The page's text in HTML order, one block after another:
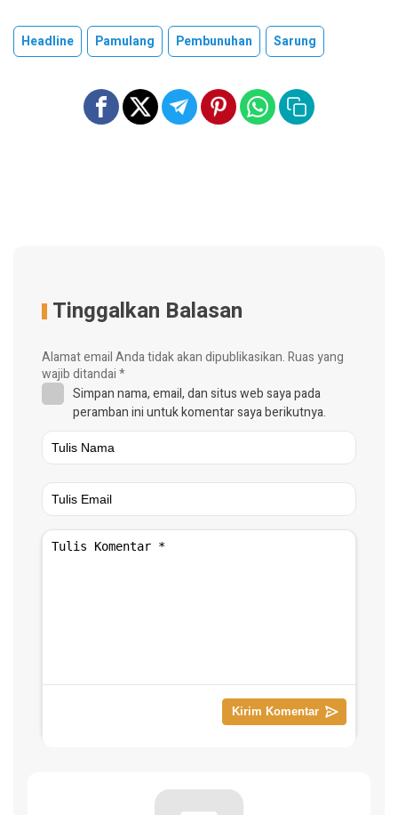
Headline Pamulang Pembunuhan Sarung
Tinggalkan Balasan
Alamat email Anda tidak akan dipublikasikan.Ruas yang
wajib ditandai*
Simpan nama, email, dan situs web saya pada
peramban ini untuk komentar saya berikutnya.